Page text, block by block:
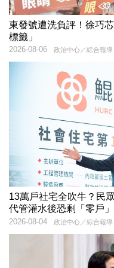
東發號遭洗負評！徐巧
標籤」
政治中心／綜合報導
2026-08-06
13萬戶社宅全吹牛？民
代管灌水後恐剩「零戶」
政治中心／綜合報導
2026-08-04